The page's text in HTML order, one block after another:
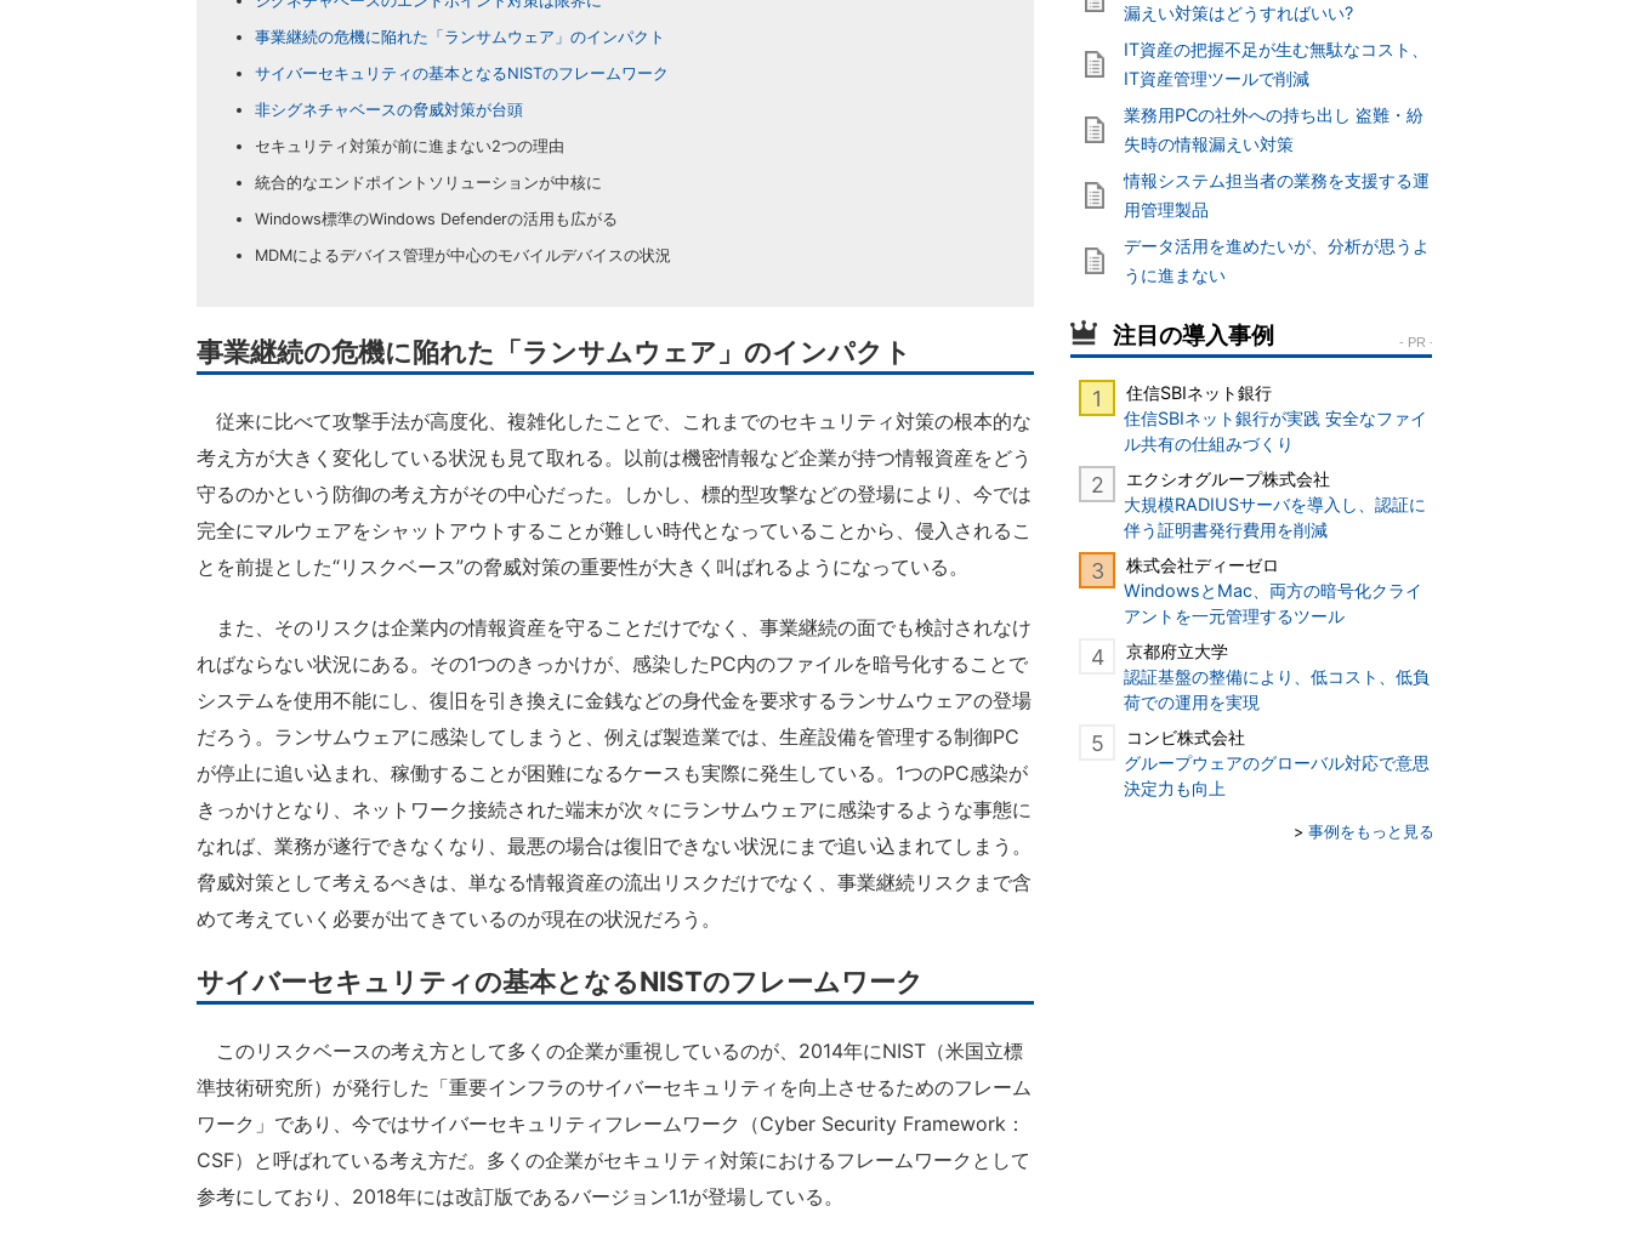
事業継続の危機に陥れた「ランサムウェア」のインパクト
サイバーセキュリティの基本となるNISTのフレームワーク
非シグネチャベースの脅威対策が台頭
セキュリティ対策が前に進まない2つの理由
統合的なエンドポイントソリューションが中核に
Windows標準のWindows Defenderの活用も広がる
MDMによるデバイス管理が中心のモバイルデバイスの状況
事業継続の危機に陥れた「ランサムウェア」のインパクト
従来に比べて攻撃手法が高度化、複雑化したことで、これまでのセキュリティ対策の根本的な
考え方が大きく変化している状況も見て取れる。以前は機密情報など企業が持つ情報資産をどう
守るのかという防御の考え方がその中心だった。しかし、標的型攻撃などの登場により、今では
完全にマルウェアをシャットアウトすることが難しい時代となっていることから、侵入されるこ
とを前提とした“リスクベース”の脅威対策の重要性が大きく叫ばれるようになっている。
また、そのリスクは企業内の情報資産を守ることだけでなく、事業継続の面でも検討されなけ
ればならない状況にある。その1つのきっかけが、感染したPC内のファイルを暗号化することで
システムを使用不能にし、復旧を引き換えに金銭などの身代金を要求するランサムウェアの登場
だろう。ランサムウェアに感染してしまうと、例えば製造業では、生産設備を管理する制御PC
が停止に追い込まれ、稼働することが困難になるケースも実際に発生している。1つのPC感染が
きっかけとなり、ネットワーク接続された端末が次々にランサムウェアに感染するような事態に
なれば、業務が遂行できなくなり、最悪の場合は復旧できない状況にまで追い込まれてしまう。
脅威対策として考えるべきは、単なる情報資産の流出リスクだけでなく、事業継続リスクまで含
めて考えていく必要が出てきているのが現在の状況だろう。
サイバーセキュリティの基本となるNISTのフレームワーク
このリスクベースの考え方として多くの企業が重視しているのが、2014年にNIST（米国立標
準技術研究所）が発行した「重要インフラのサイバーセキュリティを向上させるためのフレーム
ワーク」であり、今ではサイバーセキュリティフレームワーク（Cyber Security Framework：
CSF）と呼ばれている考え方だ。多くの企業がセキュリティ対策におけるフレームワークとして
参考にしており、2018年には改訂版であるバージョン1.1が登場している。
漏えい対策はどうすればいい?
IT資産の把握不足が生む無駄なコスト、
IT資産管理ツールで削減
業務用PCの社外への持ち出し 盗難・紛
失時の情報漏えい対策
情報システム担当者の業務を支援する運
用管理製品
データ活用を進めたいが、分析が思うよ
うに進まない